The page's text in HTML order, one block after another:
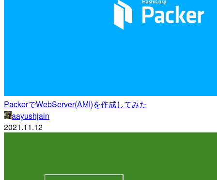
PackerでWebServer(AMI)を作成してみた
aayushjain
2021.11.12